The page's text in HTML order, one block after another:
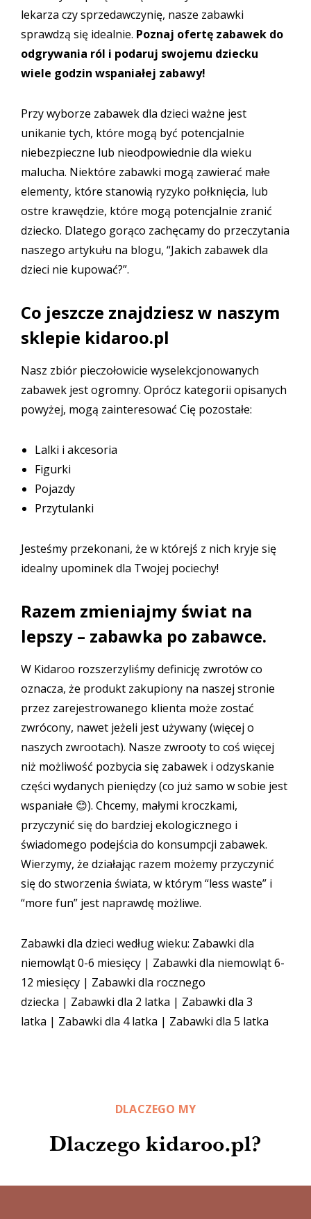
lekarza czy sprzedawczynię, nasze zabawki
sprawdzą się idealnie. Poznaj ofertę zabawek do
odgrywania ról i podaruj swojemu dziecku
wiele godzin wspaniałej zabawy!
Przy wyborze zabawek dla dzieci ważne jest
unikanie tych, które mogą być potencjalnie
niebezpieczne lub nieodpowiednie dla wieku
malucha. Niektóre zabawki mogą zawierać małe
elementy, które stanowią ryzyko połknięcia, lub
ostre krawędzie, które mogą potencjalnie zranić
dziecko. Dlatego gorąco zachęcamy do przeczytania
naszego artykułu na blogu, “Jakich zabawek dla
dzieci nie kupować?”.
Co jeszcze znajdziesz w naszym
sklepie kidaroo.pl
Nasz zbiór pieczołowicie wyselekcjonowanych
zabawek jest ogromny. Oprócz kategorii opisanych
powyżej, mogą zainteresować Cię pozostałe:
Lalki i akcesoria
Figurki
Pojazdy
Przytulanki
Jesteśmy przekonani, że w którejś z nich kryje się
idealny upominek dla Twojej pociechy!
Razem zmieniajmy świat na
lepszy – zabawka po zabawce.
W Kidaroo rozszerzyliśmy definicję zwrotów co
oznacza, że produkt zakupiony na naszej stronie
przez zarejestrowanego klienta może zostać
zwrócony, nawet jeżeli jest używany (więcej o
naszych zwrootach). Nasze zwrooty to coś więcej
niż możliwość pozbycia się zabawek i odzyskanie
części wydanych pieniędzy (co już samo w sobie jest
wspaniałe 😊). Chcemy, małymi kroczkami,
przyczynić się do bardziej ekologicznego i
świadomego podejścia do konsumpcji zabawek.
Wierzymy, że działając razem możemy przyczynić
się do stworzenia świata, w którym “less waste” i
“more fun” jest naprawdę możliwe.
Zabawki dla dzieci według wieku: Zabawki dla
niemowląt 0-6 miesięcy | Zabawki dla niemowląt 6-
12 miesięcy | Zabawki dla rocznego
dziecka | Zabawki dla 2 latka | Zabawki dla 3
latka | Zabawki dla 4 latka | Zabawki dla 5 latka
Dlaczego kidaroo.pl?
DLACZEGO MY